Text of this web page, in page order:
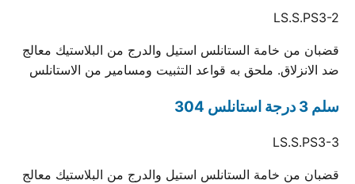
LS.S.PS3-2
قضبان من خامة الستانلس استيل والدرج من البلاستيك معالج
ضد الانزلاق. ملحق به قواعد التثبيت ومسامير من الاستانلس
سلم 3 درجة استانلس 304
LS.S.PS3-3
قضبان من خامة الستانلس استيل والدرج من البلاستيك معالج